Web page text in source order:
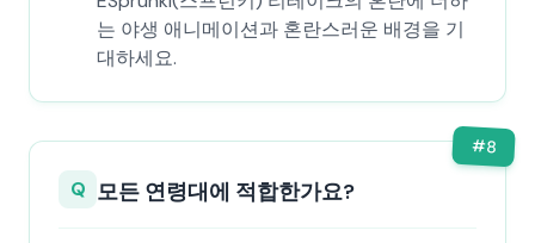
는 야생 애니메이션과 혼란스러운 배경을 기
대하세요.
#8
Q 모든 연령대에 적합한가요?